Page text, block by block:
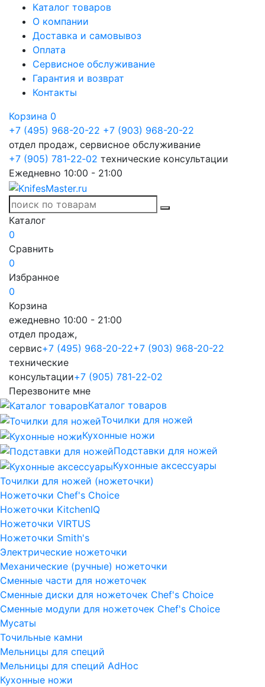
Каталог товаров
О компании
Доставка и самовывоз
Оплата
Сервисное обслуживание
Гарантия и возврат
Контакты
Корзина 0
+7 (495) 968-20-22 +7 (903) 968-20-22
отдел продаж, сервисное обслуживание
+7 (905) 781‑22‑02 технические консультации
Ежедневно 10:00 - 21:00
Каталог
0
Сравнить
0
Избранное
0
Корзина
ежедневно 10:00 - 21:00
отдел продаж,
сервис+7 (495) 968-20-22+7 (903) 968-20-22
технические
консультации+7 (905) 781‑22‑02
Перезвоните мне
Каталог товаров
Точилки для ножей
Кухонные ножи
Подставки для ножей
Кухонные аксессуары
Точилки для ножей (ножеточки)
Ножеточки Chef's Choice
Ножеточки KitchenIQ
Ножеточки VIRTUS
Ножеточки Smith's
Электрические ножеточки
Механические (ручные) ножеточки
Сменные части для ножеточек
Сменные диски для ножеточек Chef's Choice
Сменные модули для ножеточек Chef's Choice
Мусаты
Точильные камни
Мельницы для специй
Мельницы для специй AdHoc
Кухонные ножи